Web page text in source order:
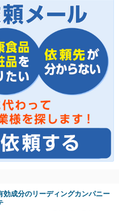
効成分のリーディングカンパニー